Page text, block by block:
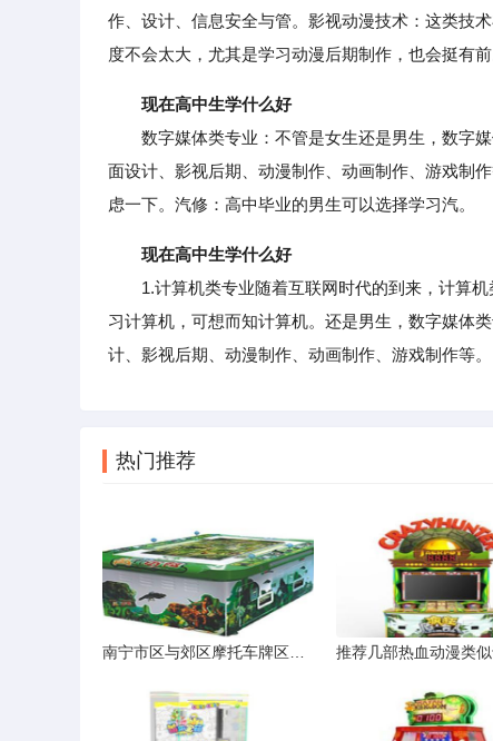
作、设计、信息安全与管。影视动漫技术：这类技
度不会太大，尤其是学习动漫后期制作，也会挺有前
现在高中生学什么好
数字媒体类专业：不管是女生还是男生，数字媒
面设计、影视后期、动漫制作、动画制作、游戏制
虑一下。汽修：高中毕业的男生可以选择学习汽。
现在高中生学什么好
1.计算机类专业随着互联网时代的到来，计算机
习计算机，可想而知计算机。还是男生，数字媒体
计、影视后期、动漫制作、动画制作、游戏制作等。
热门推荐